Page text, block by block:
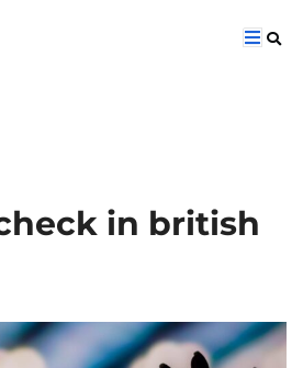
in british